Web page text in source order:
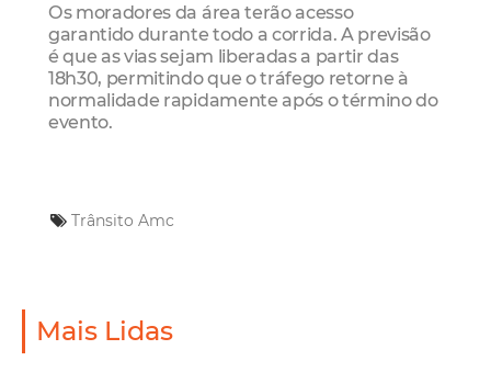
Os moradores da área terão acesso
garantido durante todo a corrida. A previsão
é que as vias sejam liberadas a partir das
18h30, permitindo que o tráfego retorne à
normalidade rapidamente após o término do
evento.
Trânsito Amc
Mais Lidas